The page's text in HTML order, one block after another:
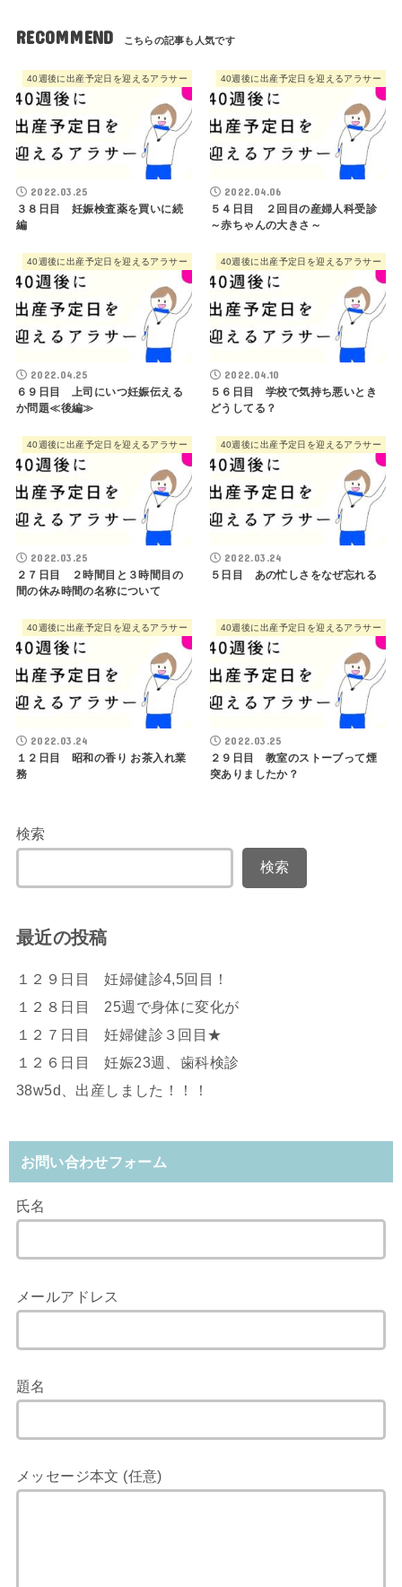
RECOMMEND
40週後に出産予定日を迎えるアラサー
2022.03.25
３８日目 妊娠検査薬を買いに続
編
40週後に出産予定日を迎えるアラサー
2022.04.06
５４日目 ２回目の産婦人科受診
～赤ちゃんの大きさ～
40週後に出産予定日を迎えるアラサー
2022.04.25
６９日目 上司にいつ妊娠伝える
か問題≪後編≫
40週後に出産予定日を迎えるアラサー
2022.04.10
５６日目 学校で気持ち悪いとき
どうしてる？
40週後に出産予定日を迎えるアラサー
2022.03.25
２７日目 ２時間目と３時間目の
間の休み時間の名称について
40週後に出産予定日を迎えるアラサー
2022.03.24
５日目 あの忙しさをなぜ忘れる
40週後に出産予定日を迎えるアラサー
2022.03.24
１２日目 昭和の香り お茶入れ業
務
40週後に出産予定日を迎えるアラサー
2022.03.25
２９日目 教室のストーブって煙
突ありましたか？
検索
検索
最近の投稿
１２９日目 妊婦健診4,5回目！
１２８日目 25週で身体に変化が
１２７日目 妊婦健診３回目★
１２６日目 妊娠23週、歯科検診
38w5d、出産しました！！！
お問い合わせフォーム
氏名
メールアドレス
題名
メッセージ本文 (任意)